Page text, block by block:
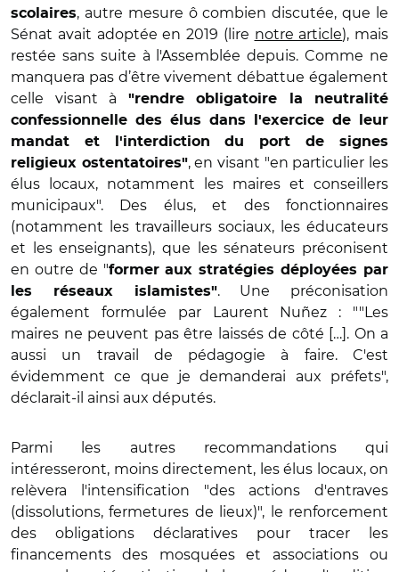
scolaires, autre mesure ô combien discutée, que le
Sénat avait adoptée en 2019 (lire notre article), mais
restée sans suite à l'Assemblée depuis. Comme ne
manquera pas d’être vivement débattue également
celle visant à
"rendre obligatoire la neutralité
confessionnelle des élus dans l'exercice de leur
mandat et l'interdiction du port de signes
religieux ostentatoires", en visant "en particulier les
élus locaux, notamment les maires et conseillers
municipaux". Des élus, et des fonctionnaires
(notamment les travailleurs sociaux, les éducateurs
et les enseignants), que les sénateurs préconisent
en outre de "former aux stratégies déployées par
les réseaux islamistes". Une préconisation
également formulée par Laurent Nuñez : ""Les
maires ne peuvent pas être laissés de côté […]. On a
aussi un travail de pédagogie à faire. C'est
évidemment ce que je demanderai aux préfets",
déclarait-il ainsi aux députés.
Parmi les autres recommandations qui
intéresseront, moins directement, les élus locaux, on
relèvera l'intensification "des actions d'entraves
(dissolutions, fermetures de lieux)", le renforcement
des obligations déclaratives pour tracer les
financements des mosquées et associations ou